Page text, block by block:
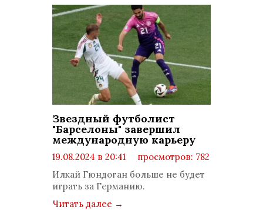
Звездный футболист
"Барселоны" завершил
международную карьеру
19.08.2024 в 20:41
просмотров: 782
комментариев: 0
Илкай Гюндоган больше не будет
играть за Германию.
Читать далее →